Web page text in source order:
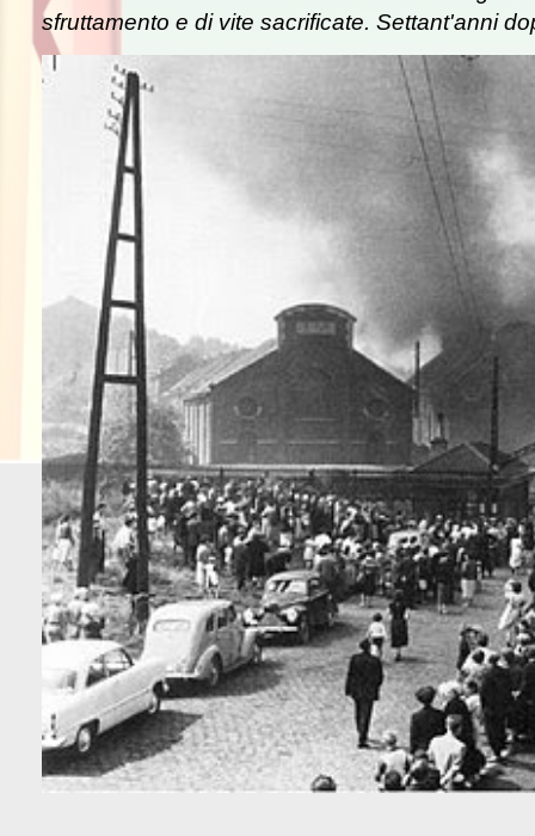
sfruttamento e di vite sacrificate. Settant'anni